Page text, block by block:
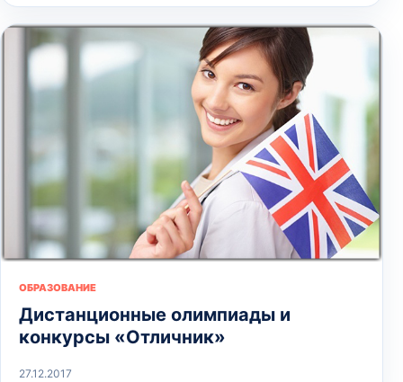
ОБРАЗОВАНИЕ
Дистанционные олимпиады и
конкурсы «Отличник»
27.12.2017